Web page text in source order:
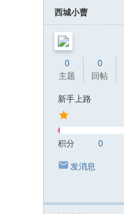
西城小曹
0
主题
0
回帖
新手上路
积分 0
发消息